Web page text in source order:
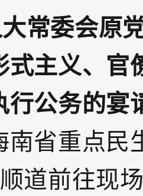
常委会原
式主义、官
行公务的宴
南省重点民
道前往现